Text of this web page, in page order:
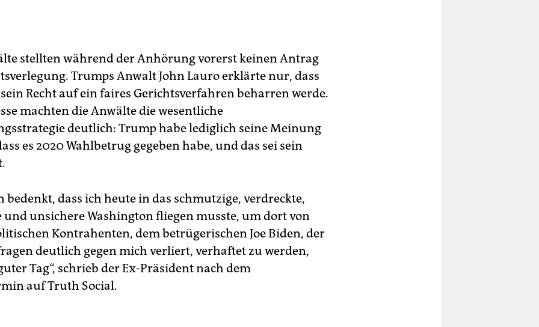
stellten während der Anhörung vorerst keinen Antrag
Trumps Anwalt John Lauro erklärte nur, dass
Recht auf ein faires Gerichtsverfahren beharren werde.
machten die Anwälte die wesentliche
deutlich: Trump habe lediglich seine Meinung
es 2020 Wahlbetrug gegeben habe, und das sei sein
bedenkt, dass ich heute in das schmutzige, verdreckte,
und unsichere Washington fliegen musste, um dort von
Kontrahenten, dem betrügerischen Joe Biden, der
deutlich gegen mich verliert, verhaftet zu werden,
Tag“, schrieb der Ex-Präsident nach dem
auf Truth Social.